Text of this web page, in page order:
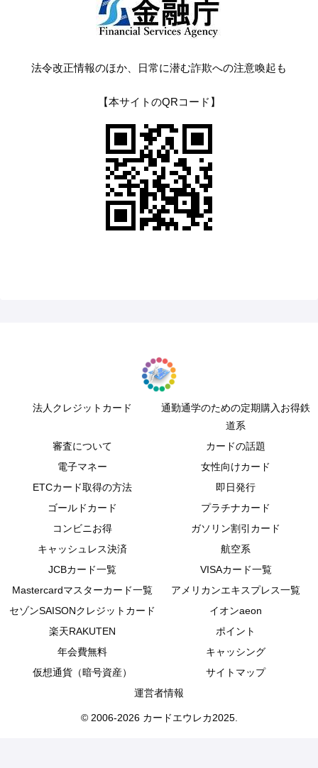
法令改正情報のほか、日常に潜む詐欺への注意喚起も
【本サイトのQRコード】
法人クレジットカード
通勤通学のための定期購入お得鉄
道系
審査について
カードの話題
電子マネー
女性向けカード
ETCカード取得の方法
即日発行
ゴールドカード
プラチナカード
コンビニお得
ガソリン割引カード
キャッシュレス決済
航空系
JCBカード一覧
VISAカード一覧
Mastercardマスターカード一覧
アメリカンエキスプレス一覧
セゾンSAISONクレジットカード
イオンaeon
楽天RAKUTEN
ポイント
年会費無料
キャッシング
仮想通貨（暗号資産）
サイトマップ
運営者情報
© 2006-2026 カードエウレカ2025.